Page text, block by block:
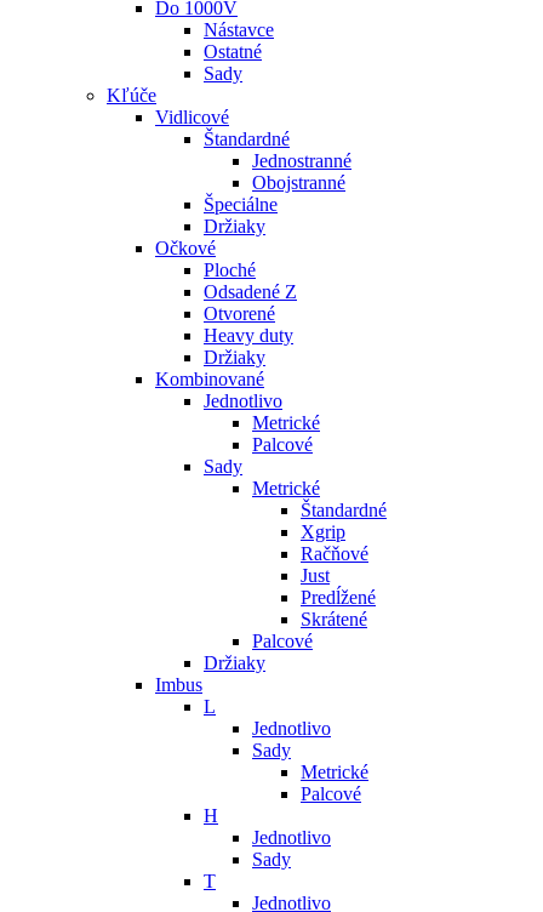
Do 1000V
Nástavce
Ostatné
Sady
Kľúče
Vidlicové
Štandardné
Jednostranné
Obojstranné
Špeciálne
Držiaky
Očkové
Ploché
Odsadené Z
Otvorené
Heavy duty
Držiaky
Kombinované
Jednotlivo
Metrické
Palcové
Sady
Metrické
Štandardné
Xgrip
Račňové
Just
Predĺžené
Skrátené
Palcové
Držiaky
Imbus
L
Jednotlivo
Sady
Metrické
Palcové
H
Jednotlivo
Sady
T
Jednotlivo